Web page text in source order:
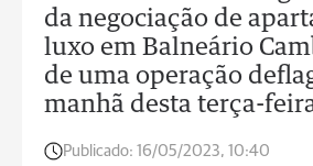
da negociação de
luxo em Balneário
de uma operação
manhã desta terça-
Publicado: 16/05/2023, 10:40